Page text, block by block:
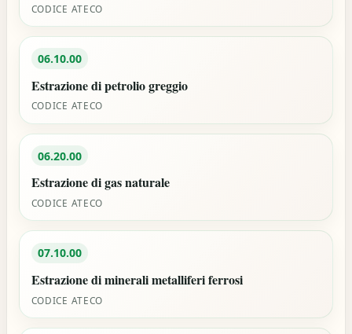
CODICE ATECO
06.10.00
Estrazione di petrolio greggio
CODICE ATECO
06.20.00
Estrazione di gas naturale
CODICE ATECO
07.10.00
Estrazione di minerali metalliferi ferrosi
CODICE ATECO